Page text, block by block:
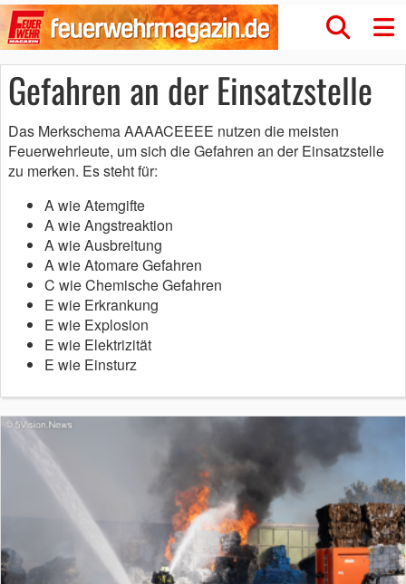
Gefahren an der Einsatzstelle
Das Merkschema AAAACEEEE nutzen die meisten
Feuerwehrleute, um sich die Gefahren an der Einsatzstelle
zu merken. Es steht für:
A wie Atemgifte
A wie Angstreaktion
A wie Ausbreitung
A wie Atomare Gefahren
C wie Chemische Gefahren
E wie Erkrankung
E wie Explosion
E wie Elektrizität
E wie Einsturz